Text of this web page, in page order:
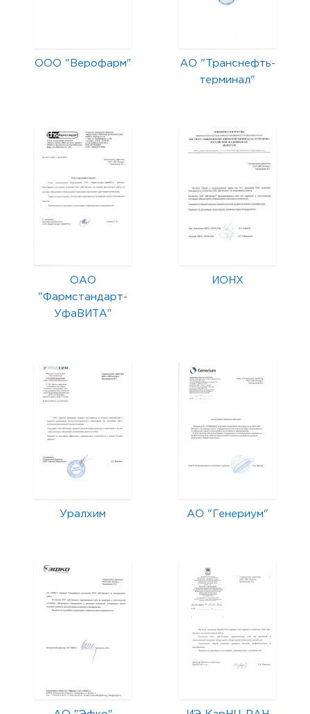
ООО "Верофарм"
АО "Транснефть-
терминал"
ОАО
"Фармстандарт-
УфаВИТА"
ИОНХ
Уралхим АО "Генериум"